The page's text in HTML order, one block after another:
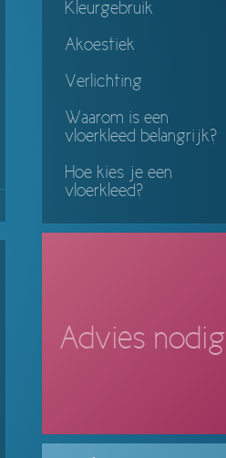
Kleurgebruik
Akoestiek
Verlichting
Waarom is een
vloerkleed belangrijk?
Hoe kies je een
vloerkleed?
Advies nodig